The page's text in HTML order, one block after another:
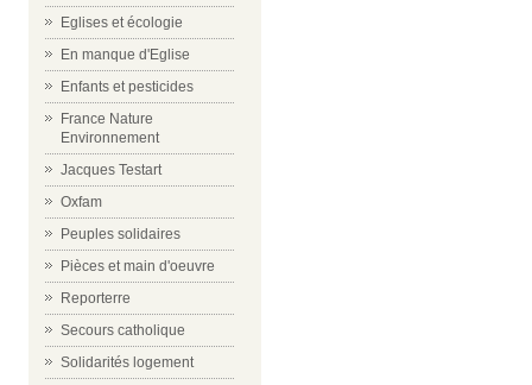
Eglises et écologie
En manque d'Eglise
Enfants et pesticides
France Nature
Environnement
Jacques Testart
Oxfam
Peuples solidaires
Pièces et main d'oeuvre
Reporterre
Secours catholique
Solidarités logement